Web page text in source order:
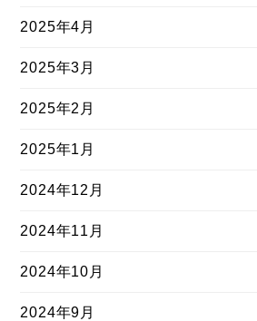
2025年4月
2025年3月
2025年2月
2025年1月
2024年12月
2024年11月
2024年10月
2024年9月